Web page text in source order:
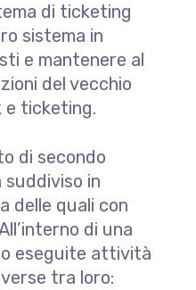
di ticketing
sistema in
e mantenere al
del vecchio
e ticketing.
di secondo
suddiviso in
delle quali con
di una
eseguite attività
tra loro: